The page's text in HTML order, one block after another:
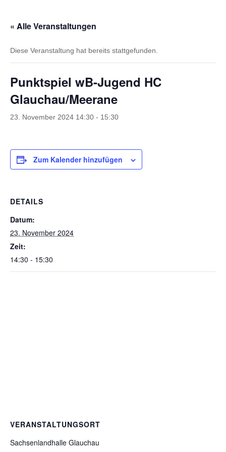
« Alle Veranstaltungen
Diese Veranstaltung hat bereits stattgefunden.
Punktspiel wB-Jugend HC
Glauchau/Meerane
23. November 2024 14:30 - 15:30
Zum Kalender hinzufügen
DETAILS
Datum:
23. November 2024
Zeit:
14:30 - 15:30
VERANSTALTUNGSORT
Sachsenlandhalle Glauchau